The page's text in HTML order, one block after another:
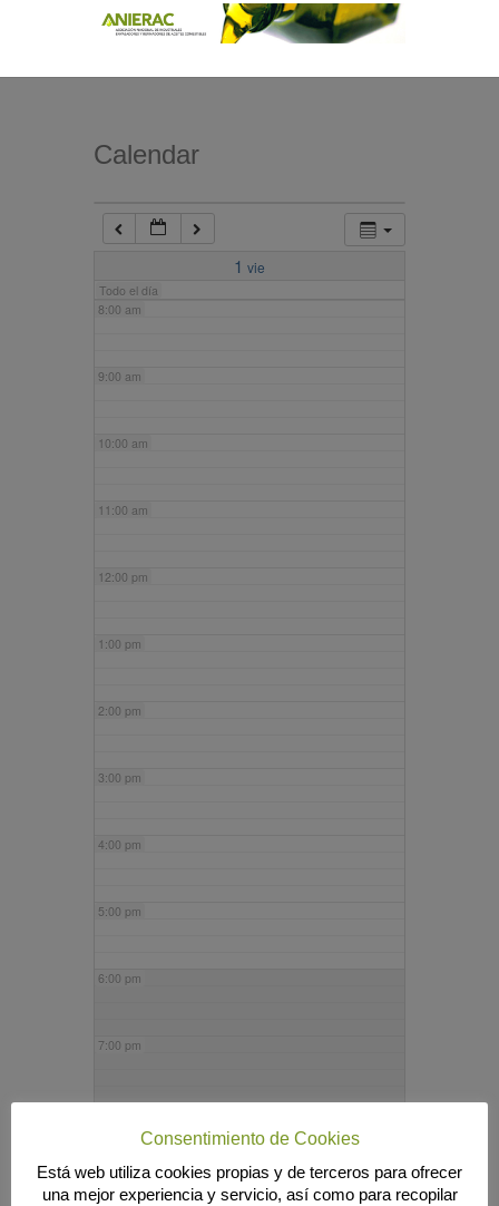
Calendar
1 vie
Todo el día
7:00 am
8:00 am
9:00 am
10:00 am
11:00 am
12:00 pm
1:00 pm
2:00 pm
3:00 pm
4:00 pm
5:00 pm
6:00 pm
7:00 pm
9:00 pm
Consentimiento de Cookies
Está web utiliza cookies propias y de terceros para ofrecer
una mejor experiencia y servicio, así como para recopilar